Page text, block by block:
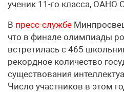
ученик 11-го класса,
В пресс-службе
что в финале олимпиады
встретилась с 465
рекордное количество
существования
Число участников в этом